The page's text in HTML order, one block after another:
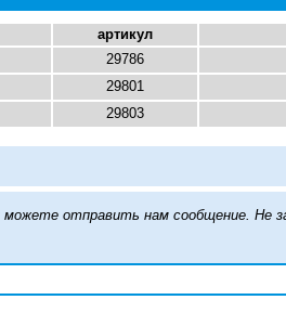
артикул
29786
29801
29803
можете отправить нам сообщение.